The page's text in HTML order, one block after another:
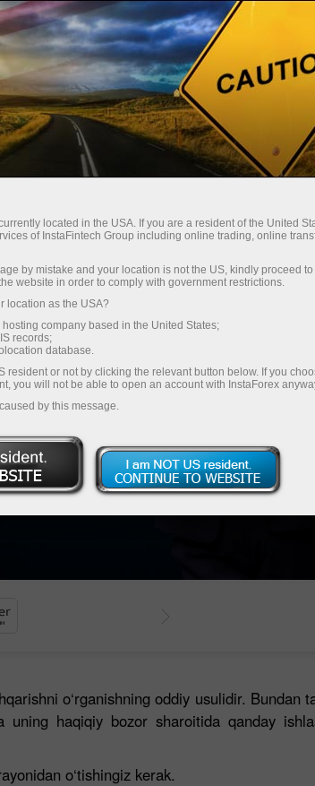
ochish Savdo platformasi
uchun Hamkorlar uchun Promoaksiyalar
o‘rganishning oddiy usulidir. Bundan
haqiqiy bozor sharoitida qanday
o‘tishingiz kerak.
located in the USA. If you are a resident of the United
of InstaFintech Group including online trading, online
by mistake and your location is not the US, kindly proceed to
website in order to comply with government restrictions.
location as the USA?
company based in the United States;
records;
database.
resident or not by clicking the relevant button below. If you
you will not be able to open an account with InstaForex
by this message.